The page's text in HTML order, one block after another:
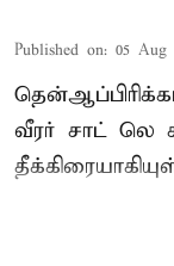
Published on: 05 Aug
வீரர் சாட் லெ